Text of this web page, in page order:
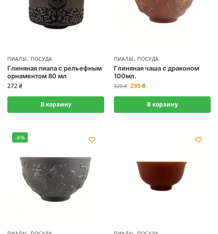
ПИАЛЫ, ПОСУДА
Глиняная пиала с рельефным
орнаментом 80 мл
272₴
В корзину
ПИАЛЫ, ПОСУДА
Глиняная чаша с драконом
100мл.
320₴ 295₴
В корзину
-8%